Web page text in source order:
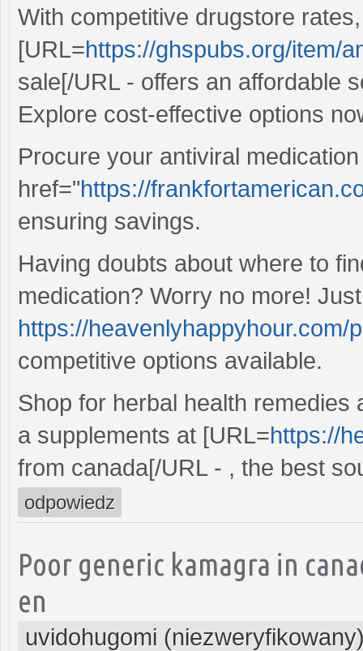
With competitive drugstore rates,
[URL=https://ghspubs.org/item/
sale[/URL - offers an affordable
Explore cost-effective options
Procure your antiviral
href="https://
ensuring savings.
Having doubts about where to
medication? Worry no more!
https://heavenlyhappyhour.com/
competitive options available.
Shop for herbal health remedies
a supplements at [URL=https://
from canada[/URL - , the best
odpowiedz
Poor generic kamagra in
en
uvidohugomi